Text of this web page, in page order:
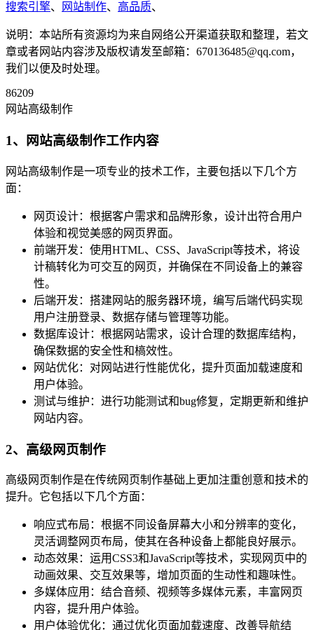
搜索引擎、 网站制作、 高品质、
说明：本站所有资源均为来自网络公开渠道获取和整理，若文
章或者网站内容涉及版权请发至邮箱：670136485@qq.com，
我们以便及时处理。
86209
网站高级制作
1、网站高级制作工作内容
网站高级制作是一项专业的技术工作，主要包括以下几个方
面：
网页设计：根据客户需求和品牌形象，设计出符合用户
体验和视觉美感的网页界面。
前端开发：使用HTML、CSS、JavaScript等技术，将设
计稿转化为可交互的网页，并确保在不同设备上的兼容
性。
后端开发：搭建网站的服务器环境，编写后端代码实现
用户注册登录、数据存储与管理等功能。
数据库设计：根据网站需求，设计合理的数据库结构，
确保数据的安全性和槁效性。
网站优化：对网站进行性能优化，提升页面加载速度和
用户体验。
测试与维护：进行功能测试和bug修复，定期更新和维护
网站内容。
2、高级网页制作
高级网页制作是在传统网页制作基础上更加注重创意和技术的
提升。它包括以下几个方面：
响应式布局：根据不同设备屏幕大小和分辨率的变化，
灵活调整网页布局，使其在各种设备上都能良好展示。
动态效果：运用CSS3和JavaScript等技术，实现网页中的
动画效果、交互效果等，增加页面的生动性和趣味性。
多媒体应用：结合音频、视频等多媒体元素，丰富网页
内容，提升用户体验。
用户体验优化：通过优化页面加载速度、改善导航结